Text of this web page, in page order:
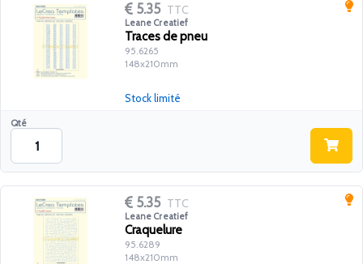
5.35 TTC
Leane Creatief
Traces de pneu
95.6265
148x210mm
Qté
Stock limité
5.35 TTC
Leane Creatief
Craquelure
95.6289
148x210mm